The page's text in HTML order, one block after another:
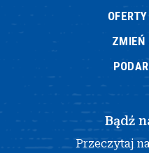
ZMIEŃ
Bądź
Przeczytaj